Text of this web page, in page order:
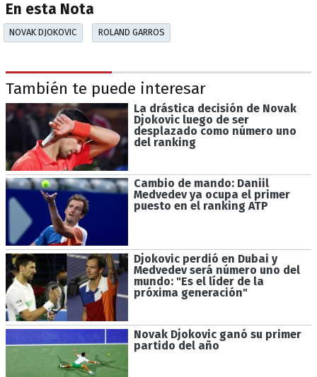
En esta Nota
NOVAK DJOKOVIC ROLAND GARROS
También te puede interesar
La drástica decisión de Novak
Djokovic luego de ser
desplazado como número uno
del ranking
Cambio de mando: Daniil
Medvedev ya ocupa el primer
puesto en el ranking ATP
Djokovic perdió en Dubai y
Medvedev será número uno del
mundo: "Es el líder de la
próxima generación"
Novak Djokovic ganó su primer
partido del año